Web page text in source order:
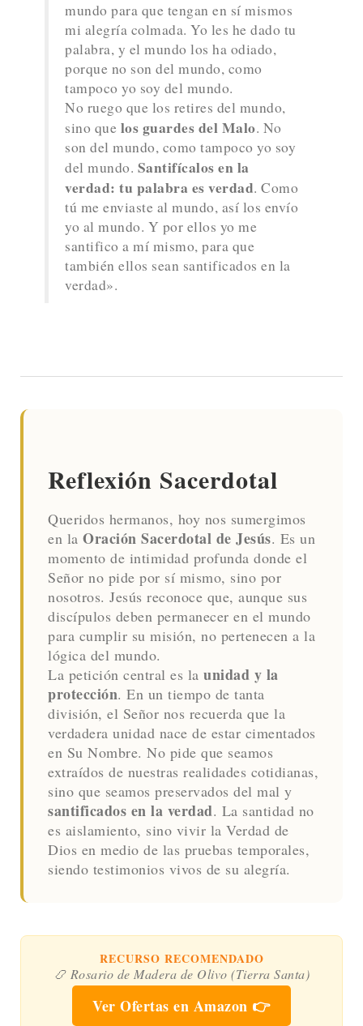
mundo para que tengan en sí mismos
mi alegría colmada. Yo les he dado tu
palabra, y el mundo los ha odiado,
porque no son del mundo, como
tampoco yo soy del mundo.
No ruego que los retires del mundo,
sino que los guardes del Malo. No
son del mundo, como tampoco yo soy
del mundo. Santifícalos en la
verdad: tu palabra es verdad. Como
tú me enviaste al mundo, así los envío
yo al mundo. Y por ellos yo me
santifico a mí mismo, para que
también ellos sean santificados en la
verdad».
Reflexión Sacerdotal
Queridos hermanos, hoy nos sumergimos
en la Oración Sacerdotal de Jesús. Es un
momento de intimidad profunda donde el
Señor no pide por sí mismo, sino por
nosotros. Jesús reconoce que, aunque sus
discípulos deben permanecer en el mundo
para cumplir su misión, no pertenecen a la
lógica del mundo.
La petición central es la unidad y la
protección. En un tiempo de tanta
división, el Señor nos recuerda que la
verdadera unidad nace de estar cimentados
en Su Nombre. No pide que seamos
extraídos de nuestras realidades cotidianas,
sino que seamos preservados del mal y
santificados en la verdad. La santidad no
es aislamiento, sino vivir la Verdad de
Dios en medio de las pruebas temporales,
siendo testimonios vivos de su alegría.
RECURSO RECOMENDADO
📿 Rosario de Madera de Olivo (Tierra Santa)
Ver Ofertas en Amazon 👉